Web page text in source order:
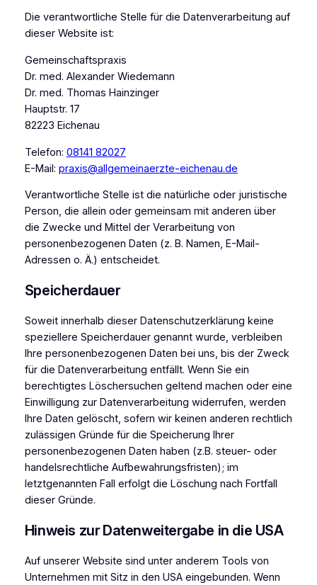
Die verantwortliche Stelle für die Datenverarbeitung auf
dieser Website ist:
Gemeinschaftspraxis
Dr. med. Alexander Wiedemann
Dr. med. Thomas Hainzinger
Hauptstr. 17
82223 Eichenau
Telefon: 08141 82027
E-Mail: praxis@allgemeinaerzte-eichenau.de
Verantwortliche Stelle ist die natürliche oder juristische
Person, die allein oder gemeinsam mit anderen über
die Zwecke und Mittel der Verarbeitung von
personenbezogenen Daten (z. B. Namen, E-Mail-
Adressen o. Ä.) entscheidet.
Speicherdauer
Soweit innerhalb dieser Datenschutzerklärung keine
speziellere Speicherdauer genannt wurde, verbleiben
Ihre personenbezogenen Daten bei uns, bis der Zweck
für die Datenverarbeitung entfällt. Wenn Sie ein
berechtigtes Löschersuchen geltend machen oder eine
Einwilligung zur Datenverarbeitung widerrufen, werden
Ihre Daten gelöscht, sofern wir keinen anderen rechtlich
zulässigen Gründe für die Speicherung Ihrer
personenbezogenen Daten haben (z.B. steuer- oder
handelsrechtliche Aufbewahrungsfristen); im
letztgenannten Fall erfolgt die Löschung nach Fortfall
dieser Gründe.
Hinweis zur Datenweitergabe in die USA
Auf unserer Website sind unter anderem Tools von
Unternehmen mit Sitz in den USA eingebunden. Wenn